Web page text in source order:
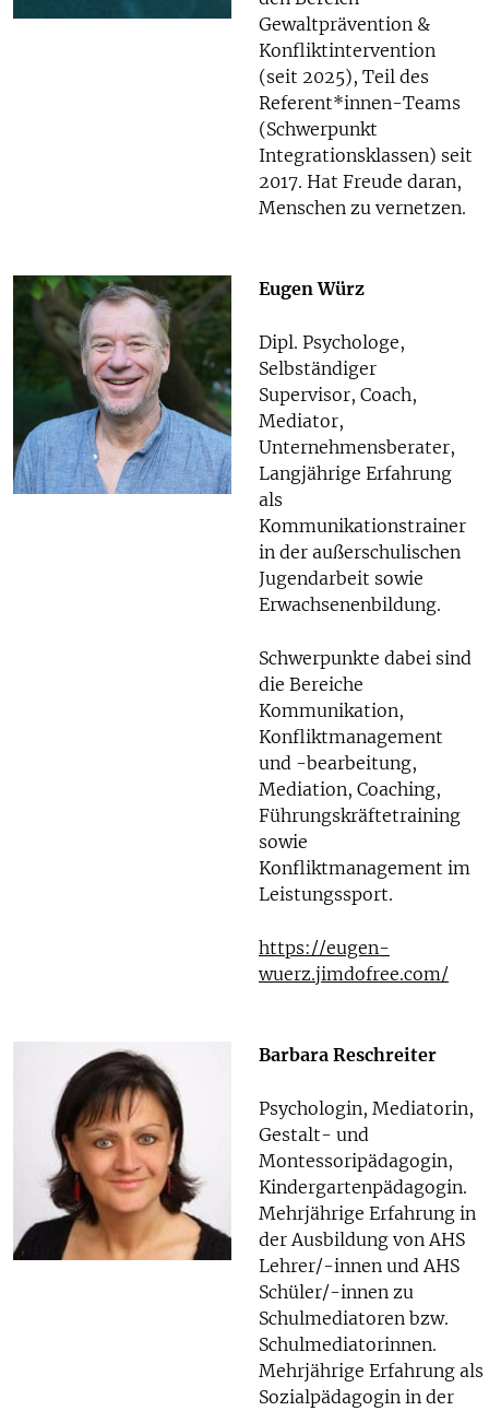
Gewaltprävention &
Konfliktintervention
(seit 2025), Teil des
Referent*innen-Teams
(Schwerpunkt
Integrationsklassen) seit
2017. Hat Freude daran,
Menschen zu vernetzen.
Eugen Würz
Dipl. Psychologe,
Selbständiger
Supervisor, Coach,
Mediator,
Unternehmensberater,
Langjährige Erfahrung
als
Kommunikationstrainer
in der außerschulischen
Jugendarbeit sowie
Erwachsenenbildung.
Schwerpunkte dabei sind
die Bereiche
Kommunikation,
Konfliktmanagement
und -bearbeitung,
Mediation, Coaching,
Führungskräftetraining
sowie
Konfliktmanagement im
Leistungssport.
https://eugen-
wuerz.jimdofree.com/
Barbara Reschreiter
Psychologin, Mediatorin,
Gestalt- und
Montessoripädagogin,
Kindergartenpädagogin.
Mehrjährige Erfahrung in
der Ausbildung von AHS
Lehrer/-innen und AHS
Schüler/-innen zu
Schulmediatoren bzw.
Schulmediatorinnen.
Mehrjährige Erfahrung als
Sozialpädagogin in der